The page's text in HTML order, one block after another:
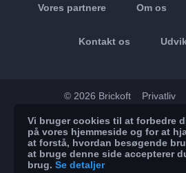
Vores partnere Om os
Kontakt os
© 2026 Brickoft Privatliv
App Store
Vi bruger cookies til at forbedre
på vores hjemmeside og for at
at forstå, hvordan besøgende
at bruge denne side accepterer
brug. Se detaljer